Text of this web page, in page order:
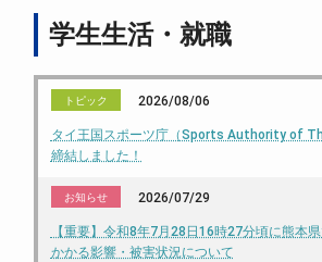
学生生活・就職
2026/08/06
トピック
タイ王国スポーツ庁（Sports Authority of
締結しました！
2026/07/29
お知らせ
【重要】令和8年7月28日16時27分頃に熊本
かかる影響・被害状況について